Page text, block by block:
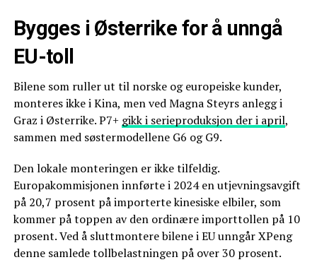
Bygges i Østerrike for å unngå
EU-toll
Bilene som ruller ut til norske og europeiske kunder,
monteres ikke i Kina, men ved Magna Steyrs anlegg i
Graz i Østerrike. P7+ gikk i serieproduksjon der i april,
sammen med søstermodellene G6 og G9.
Den lokale monteringen er ikke tilfeldig.
Europakommisjonen innførte i 2024 en utjevningsavgift
på 20,7 prosent på importerte kinesiske elbiler, som
kommer på toppen av den ordinære importtollen på 10
prosent. Ved å sluttmontere bilene i EU unngår XPeng
denne samlede tollbelastningen på over 30 prosent.